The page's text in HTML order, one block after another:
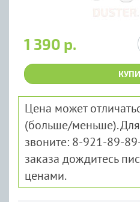
1 390 р.
Цена может
(больше/меньше).
звоните: 8-921-89-
заказа дождитесь
ценами.